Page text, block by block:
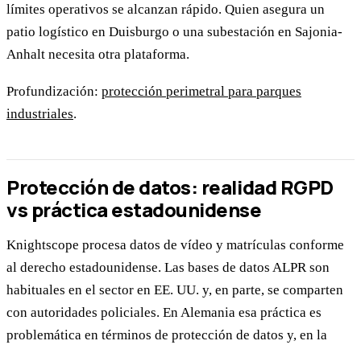
límites operativos se alcanzan rápido. Quien asegura un
patio logístico en Duisburgo o una subestación en Sajonia-
Anhalt necesita otra plataforma.
Profundización: protección perimetral para parques
industriales.
Protección de datos: realidad RGPD
vs práctica estadounidense
Knightscope procesa datos de vídeo y matrículas conforme
al derecho estadounidense. Las bases de datos ALPR son
habituales en el sector en EE. UU. y, en parte, se comparten
con autoridades policiales. En Alemania esa práctica es
problemática en términos de protección de datos y, en la